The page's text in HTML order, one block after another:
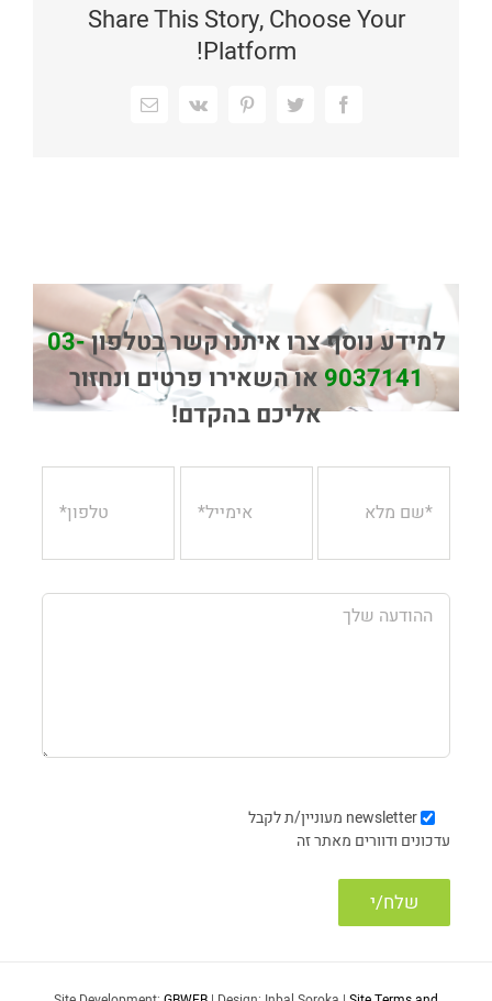
Share This Story, Choose Your
Platform!
Facebook
Twitter
Pinterest
Vk
כתובת
למידע נוסף צרו איתנו קשר בטלפון03-
9037141או השאירו פרטים ונחזור
אליכם בהקדם!
newsletter מעוניין/ת לקבל
עדכונים ודוורים מאתר זה